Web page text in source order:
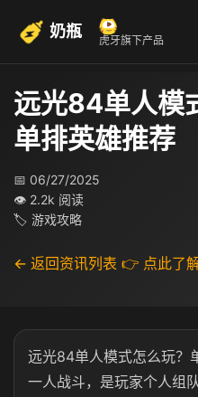
奶瓶 虎牙旗下产品
远光84单人模
单排英雄推荐
📅 06/27/2025
👁 2.2k 阅读
🏷 游戏攻略
← 返回资讯列表 👉 点此了
远光84单人模式怎么玩？
一人战斗，是玩家个人组